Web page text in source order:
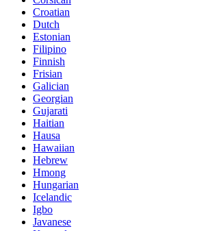
Croatian
Dutch
Estonian
Filipino
Finnish
Frisian
Galician
Georgian
Gujarati
Haitian
Hausa
Hawaiian
Hebrew
Hmong
Hungarian
Icelandic
Igbo
Javanese